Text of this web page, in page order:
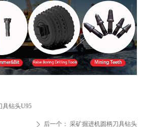
具钻头U95
ꄲ 后一个： 采矿掘进机圆柄刀具钻头